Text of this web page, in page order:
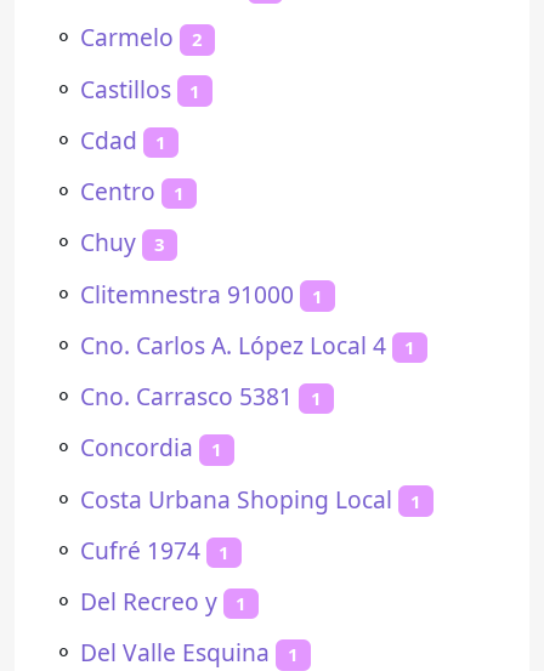
⚬ Carmelo 2
⚬ Castillos 1
⚬ Cdad 1
⚬ Centro 1
⚬ Chuy 3
⚬ Clitemnestra 91000 1
⚬ Cno. Carlos A. López Local 4 1
⚬ Cno. Carrasco 5381 1
⚬ Concordia 1
⚬ Costa Urbana Shoping Local 1
⚬ Cufré 1974 1
⚬ Del Recreo y 1
⚬ Del Valle Esquina 1